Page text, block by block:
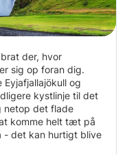
der, hvor
sig op foran dig.
og
kystlinje til det
netop det flade
komme helt tæt på
- det kan hurtigt blive